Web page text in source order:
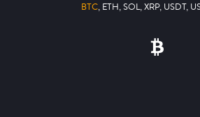
BTC, ETH, SOL, XRP, USDT,